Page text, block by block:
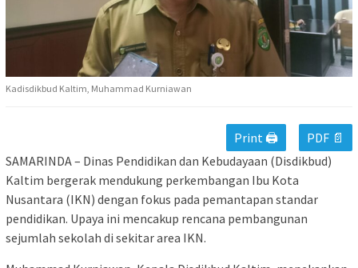
Kadisdikbud Kaltim, Muhammad Kurniawan
Print 🖨
PDF 📄
SAMARINDA – Dinas Pendidikan dan Kebudayaan (Disdikbud)
Kaltim bergerak mendukung perkembangan Ibu Kota
Nusantara (IKN) dengan fokus pada pemantapan standar
pendidikan. Upaya ini mencakup rencana pembangunan
sejumlah sekolah di sekitar area IKN.